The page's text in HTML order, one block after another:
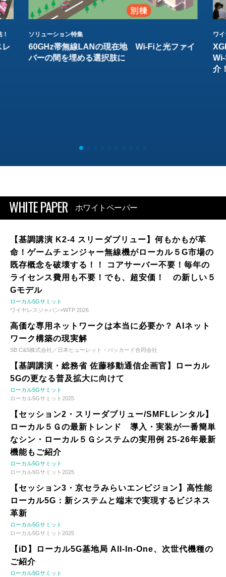
レ
ソリューション特集
60GHz帯無線LANの現在地 Wi-Fiと光ファイ
バーの間を埋める選択肢に
ワ
介
WHITE PAPER ホワイトペーパー
【基調講演 K2-4 スリーダブリュー】何もかもが革
命！ゲームチェンジャー無線機がローカル５G市場の
既存概念を破壊する！！ コアサーバー不要！毎年の
ライセンス費用も不要！でも、超安価！ の新しい５
Gモデル
ローカル5Gサミット
ワイヤレスジャパン×WTP 2026
高価な専用ネットワークは本当に必要か？ AIネット
ワーク構築の現実解
SB C&S株式会社／日本ヒューレット・パッカード合同会社
【基調講演・総務省 佐藤移動通信企画官】ローカル
5Gの更なる普及拡大に向けて
ローカル5Gサミット
ローカル5Gサミット2025
【セッション2・スリーダブリュー/SMFLレンタル】
ローカル５Ｇの最新トレンド 導入・実装が一番簡単
なシン・ローカル５Ｇシステムの実用例 25-26年最新
機能もご紹介
ローカル5Gサミット
ローカル5Gサミット2025
【セッション3・京セラみらいエンビジョン】高性能
ローカル5G：新システムと端末で実現するビジネス
革新
ローカル5Gサミット
ローカル5Gサミット2025
【iD】ローカル5G基地局 All-In-One、次世代機種の
ご紹介
ローカル5Gサミット